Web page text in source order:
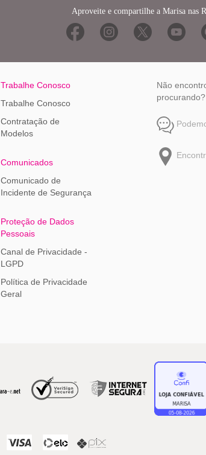
Aproveite e compartilhe a Marisa nas
Não
procurando?
Trabalhe Conosco
Trabalhe Conosco
Contratação de
Modelos
Comunicados
Comunicado de
Incidente de Segurança
Proteção de Dados
Pessoais
Canal de Privacidade -
LGPD
Política de Privacidade
Geral